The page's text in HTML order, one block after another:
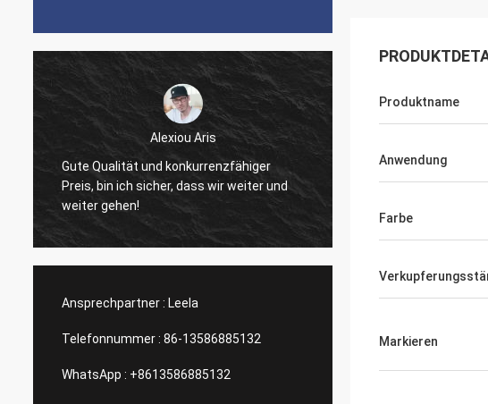
Alexiou Aris
Gute Qualität und konkurrenzfähiger
Preis, bin ich sicher, dass wir weiter und
weiter gehen!
Arbeiten Sie lange
Zusammenarbeit!
Ansprechpartner : Leela
Telefonnummer : 86-13586885132
WhatsApp : +8613586885132
Produktname
Anwendung
Farbe
Markieren